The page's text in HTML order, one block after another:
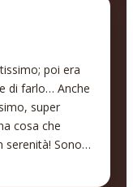
i fondi
in modo
che
nella
molto
e che dire?
poi era
di farlo… Anche
super
cosa che
Sono
di farn